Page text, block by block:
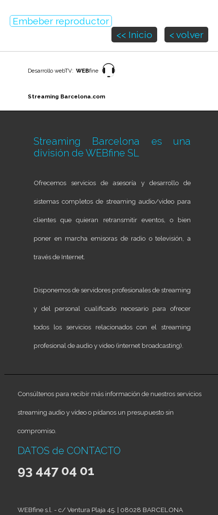
Embeber reproductor
<< Inicio
< volver
Desarrollo webTV: WEBfine
Streaming Barcelona.com
Streaming Barcelona es una
división de WEBfine SL
Ofrecemos servicios de asesoría y desarrollo de
sistemas completos de streaming audio/video para
clientes que quieran retransmitir eventos, o bien
poner en marcha emisoras de radio o televisión, a
través de Internet.
Disponemos de servidores profesionales de streaming
y del personal cualificado necesario para ofrecer
todos los servicios relacionados con el streaming
profesional de audio y video (internet broadcasting).
Consúltenos para recibir más información de nuestros servicios
streaming audio y vídeo o pídanos un presupuesto sin
compromiso.
DATOS de CONTACTO
93 447 04 01
WEBfine s.l. - c/ Ventura Plaja 45. | 08028 BARCELONA